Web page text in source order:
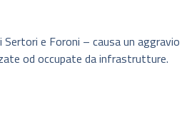
Sertori e Foroni – causa un aggravio
od occupate da infrastrutture.